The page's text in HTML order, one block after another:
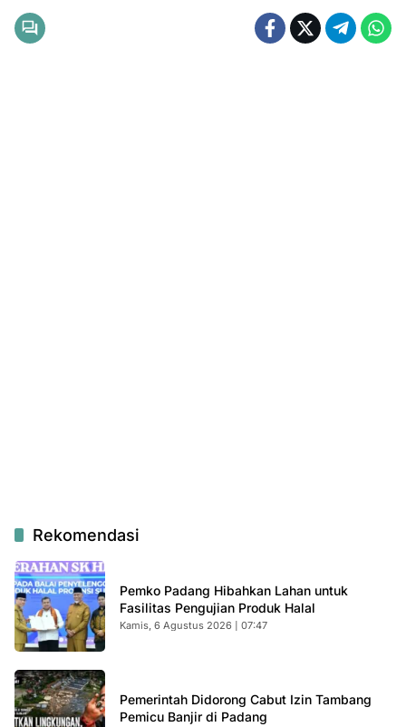
Rekomendasi
Pemko Padang Hibahkan Lahan untuk
Fasilitas Pengujian Produk Halal
Kamis, 6 Agustus 2026 | 07:47
Pemerintah Didorong Cabut Izin Tambang
Pemicu Banjir di Padang